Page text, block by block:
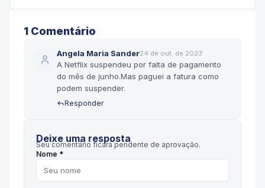
1 Comentário
Angela Maria Sander24 de out. de 2023
A Netflix suspendeu por falta de pagamento
do mês de junho.Mas paguei a fatura como
podem suspender.
Responder
Deixe uma resposta
Seu comentário ficará pendente de aprovação.
Nome *